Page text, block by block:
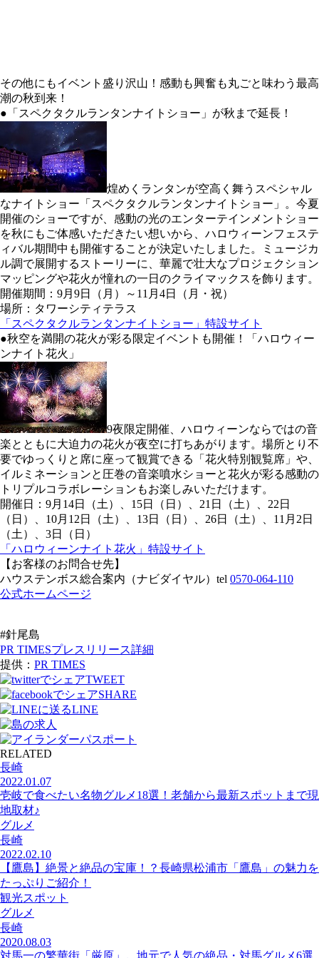
その他にもイベント盛り沢山！感動も興奮も丸ごと味わう最高
潮の秋到来！
●「スペクタクルランタンナイトショー」が秋まで延長！
煌めくランタンが空高く舞うスペシャル
なナイトショー「スペクタクルランタンナイトショー」。今夏
開催のショーですが、感動の光のエンターテインメントショー
を秋にもご体感いただきたい想いから、ハロウィーンフェステ
ィバル期間中も開催することが決定いたしました。ミュージカ
ル調で展開するストーリーに、華麗で壮大なプロジェクション
マッピングや花火が憧れの一日のクライマックスを飾ります。
開催期間：9月9日（月）～11月4日（月・祝）
場所：タワーシティテラス
「スペクタクルランタンナイトショー」特設サイト
●秋空を満開の花火が彩る限定イベントも開催！「ハロウィー
ンナイト花火」
9夜限定開催、ハロウィーンならではの音
楽とともに大迫力の花火が夜空に打ちあがります。場所とり不
要でゆっくりと席に座って観賞できる「花火特別観覧席」や、
イルミネーションと圧巻の音楽噴水ショーと花火が彩る感動の
トリプルコラボレーションもお楽しみいただけます。
開催日：9月14日（土）、15日（日）、21日（土）、22日
（日）、10月12日（土）、13日（日）、26日（土）、11月2日
（土）、3日（日）
「ハロウィーンナイト花火」特設サイト
【お客様のお問合せ先】
ハウステンボス総合案内（ナビダイヤル）tel 0570-064-110
公式ホームページ
#針尾島
PR TIMESプレスリリース詳細
提供： PR TIMES
TWEET
SHARE
LINE
RELATED
長崎
2022.01.07
壱岐で食べたい名物グルメ18選！老舗から最新スポットまで現
地取材♪
グルメ
長崎
2022.02.10
【鷹島】絶景と絶品の宝庫！？長崎県松浦市「鷹島」の魅力を
たっぷりご紹介！
観光スポット
グルメ
長崎
2020.08.03
対馬一の繁華街「厳原」。地元で人気の絶品・対馬グルメ6選